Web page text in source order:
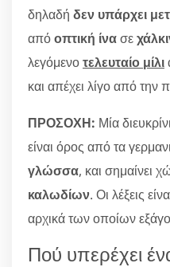
δηλαδή δεν υπάρχει
απόοπτική ίνασε
λεγόμενοτελευταίο μίλι
και απέχει λίγο από την
ΠΡΟΣΟΧΗ: Μία
είναι όρος από τα
γλώσσα, και σημαίνει
καλωδίων. Οι λέξεις
αρχικά των οποίων
Πού υπερέχει